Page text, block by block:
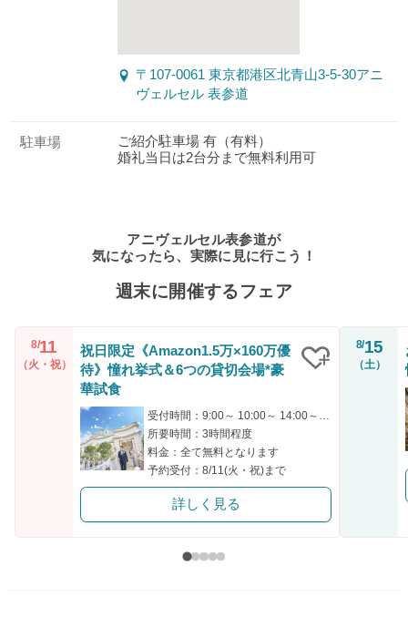
〒107-0061 東京都港区北青山3-5-30アニ
ヴェルセル 表参道
駐車場
ご紹介駐車場 有（有料）
婚礼当日は2台分まで無料利用可
アニヴェルセル表参道が
気になったら、実際に見に行こう！
週末に開催するフェア
8/11
（火・祝）
祝日限定《Amazon1.5万×160万優
待》憧れ挙式＆6つの貸切会場*豪
華試食
受付時間：9:00～ 10:00～ 14:00～ 15:00～ 16:00～
所要時間：3時間程度
料金：全て無料となります
予約受付：8/11(火・祝)まで
詳しく見る
8/15
（土）